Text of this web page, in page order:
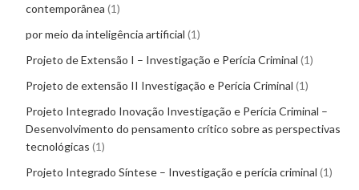
contemporânea 1
por meio da inteligência artificial 1
Projeto de Extensão I – Investigação e Perícia Criminal 1
Projeto de extensão II Investigação e Perícia Criminal 1
Projeto Integrado Inovação Investigação e Perícia Criminal –
Desenvolvimento do pensamento crítico sobre as perspectivas
tecnológicas 1
Projeto Integrado Síntese – Investigação e perícia criminal 1